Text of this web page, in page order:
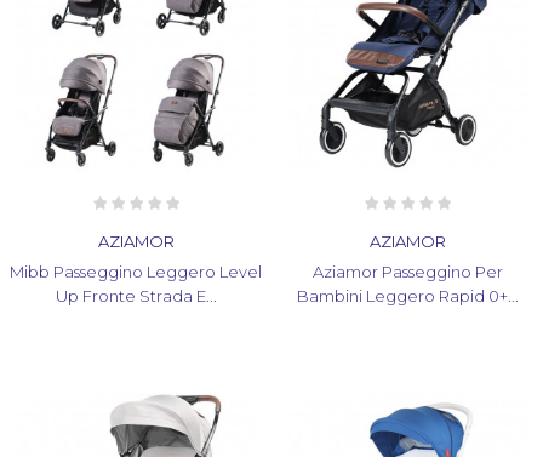
AZIAMOR
Mibb Passeggino Leggero Level
Up Fronte Strada E...
AZIAMOR
Aziamor Passeggino Per
Bambini Leggero Rapid 0+...